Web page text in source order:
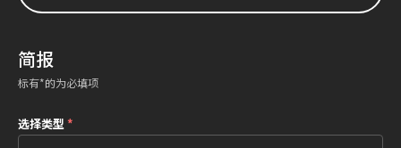
简报
标有*的为必填项
选择类型*